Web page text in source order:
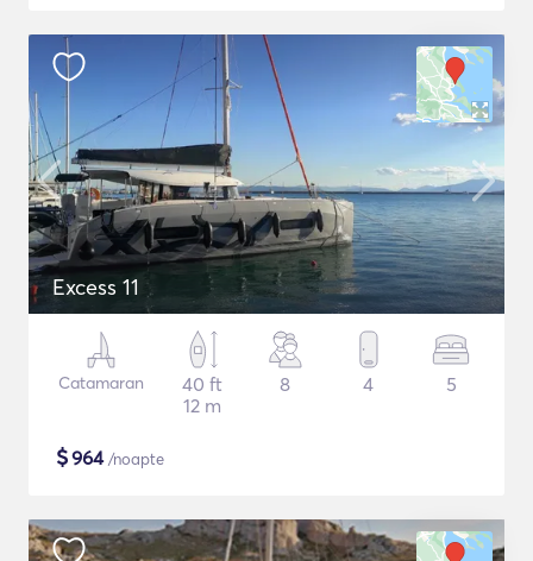
Excess 11
Catamaran
40 ft
12 m
8 4 5
$964/noapte